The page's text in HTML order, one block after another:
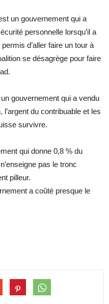
un gouvernement qui a
personnelle lorsqu’il a
d’aller faire un tour à
se désagrège pour faire
gouvernement qui a vendu
du contribuable et les
survivre.
qui donne 0,8 % du
pas le tronc
pilleur.
a coûté presque le